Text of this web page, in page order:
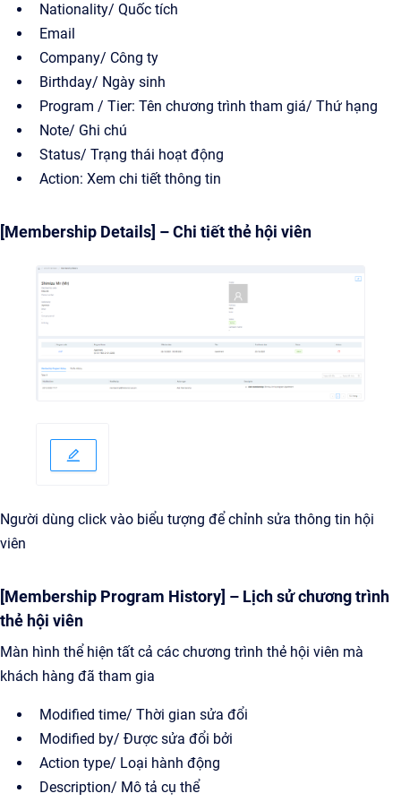
Nationality/ Quốc tích
Email
Company/ Công ty
Birthday/ Ngày sinh
Program / Tier: Tên chương trình tham giá/ Thứ hạng
Note/ Ghi chú
Status/ Trạng thái hoạt động
Action: Xem chi tiết thông tin
[Membership Details] – Chi tiết thẻ hội viên
Người dùng click vào biểu tượng để chỉnh sửa thông tin hội
viên
[Membership Program History] – Lịch sử chương trình
thẻ hội viên
Màn hình thể hiện tất cả các chương trình thẻ hội viên mà
khách hàng đã tham gia
Modified time/ Thời gian sửa đổi
Modified by/ Được sửa đổi bởi
Action type/ Loại hành động
Description/ Mô tả cụ thể